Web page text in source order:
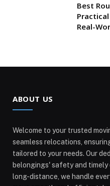
Best
Real-
ABOUT US
Welcome to your trusted
seamless relocations,
tailored to your needs. Our
belongings' safety and timely
long-distance, we handle